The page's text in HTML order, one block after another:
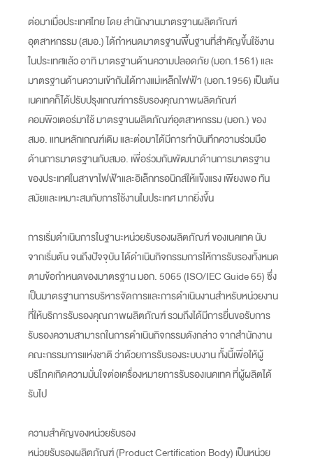
ต่อมาเมื่อประเทศไทย โดย สำนักงานมาตรฐานผลิตภัณฑ์
อุตสาหกรรม (สมอ.) ได้กำหนดมาตรฐานพื้นฐานที่สำคัญขึ้นใช้งาน
ในประเทศแล้ว อาทิ มาตรฐานด้านความปลอดภัย (มอก.1561) และ
มาตรฐานด้านความเข้ากันได้ทางแม่เหล็กไฟฟ้า (มอก.1956) เป็นต้น
เนคเทคก็ได้ปรับปรุงเกณฑ์การรับรองคุณภาพผลิตภัณฑ์
คอมพิวเตอร์มาใช้ มาตรฐานผลิตภัณฑ์อุตสาหกรรม (มอก.) ของ
สมอ. แทนหลักเกณฑ์เดิม และต่อมาได้มีการทำบันทึกความร่วมมือ
ด้านการมาตรฐานกับสมอ. เพื่อร่วมกันพัฒนาด้านการมาตรฐาน
ของประเทศในสาขาไฟฟ้าและอิเล็กทรอนิกส์ให้แข็งแรง เพียงพอ ทัน
สมัยและเหมาะสมกับการใช้งานในประเทศ มากยิ่งขึ้น
การเริ่มดำเนินการในฐานะหน่วยรับรองผลิตภัณฑ์ ของเนคเทค นับ
จากเริ่มต้น จนถึงปัจจุบัน ได้ดำเนินกิจกรรมการให้การรับรองทั้งหมด
ตามข้อกำหนดของมาตรฐาน มอก. 5065 (ISO/IEC Guide 65) ซึ่ง
เป็นมาตรฐานการบริหารจัดการและการดำเนินงานสำหรับหน่วยงาน
ที่ให้บริการรับรองคุณภาพผลิตภัณฑ์ รวมถึงได้มีการยื่นขอรับการ
รับรองความสามารถในการดำเนินกิจกรรมดังกล่าว จากสำนักงาน
คณะกรรมการแห่งชาติ ว่าด้วยการรับรองระบบงาน ทั้งนี้เพื่อให้ผู้
บริโภคเกิดความมั่นใจต่อเครื่องหมายการรับรองเนคเทค ที่ผู้ผลิตได้
รับไป
ความสำคัญของหน่วยรับรอง
หน่วยรับรองผลิตภัณฑ์ (Product Certification Body) เป็นหน่วย